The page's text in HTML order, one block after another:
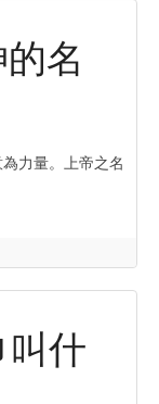
名
力量。上帝之名
什